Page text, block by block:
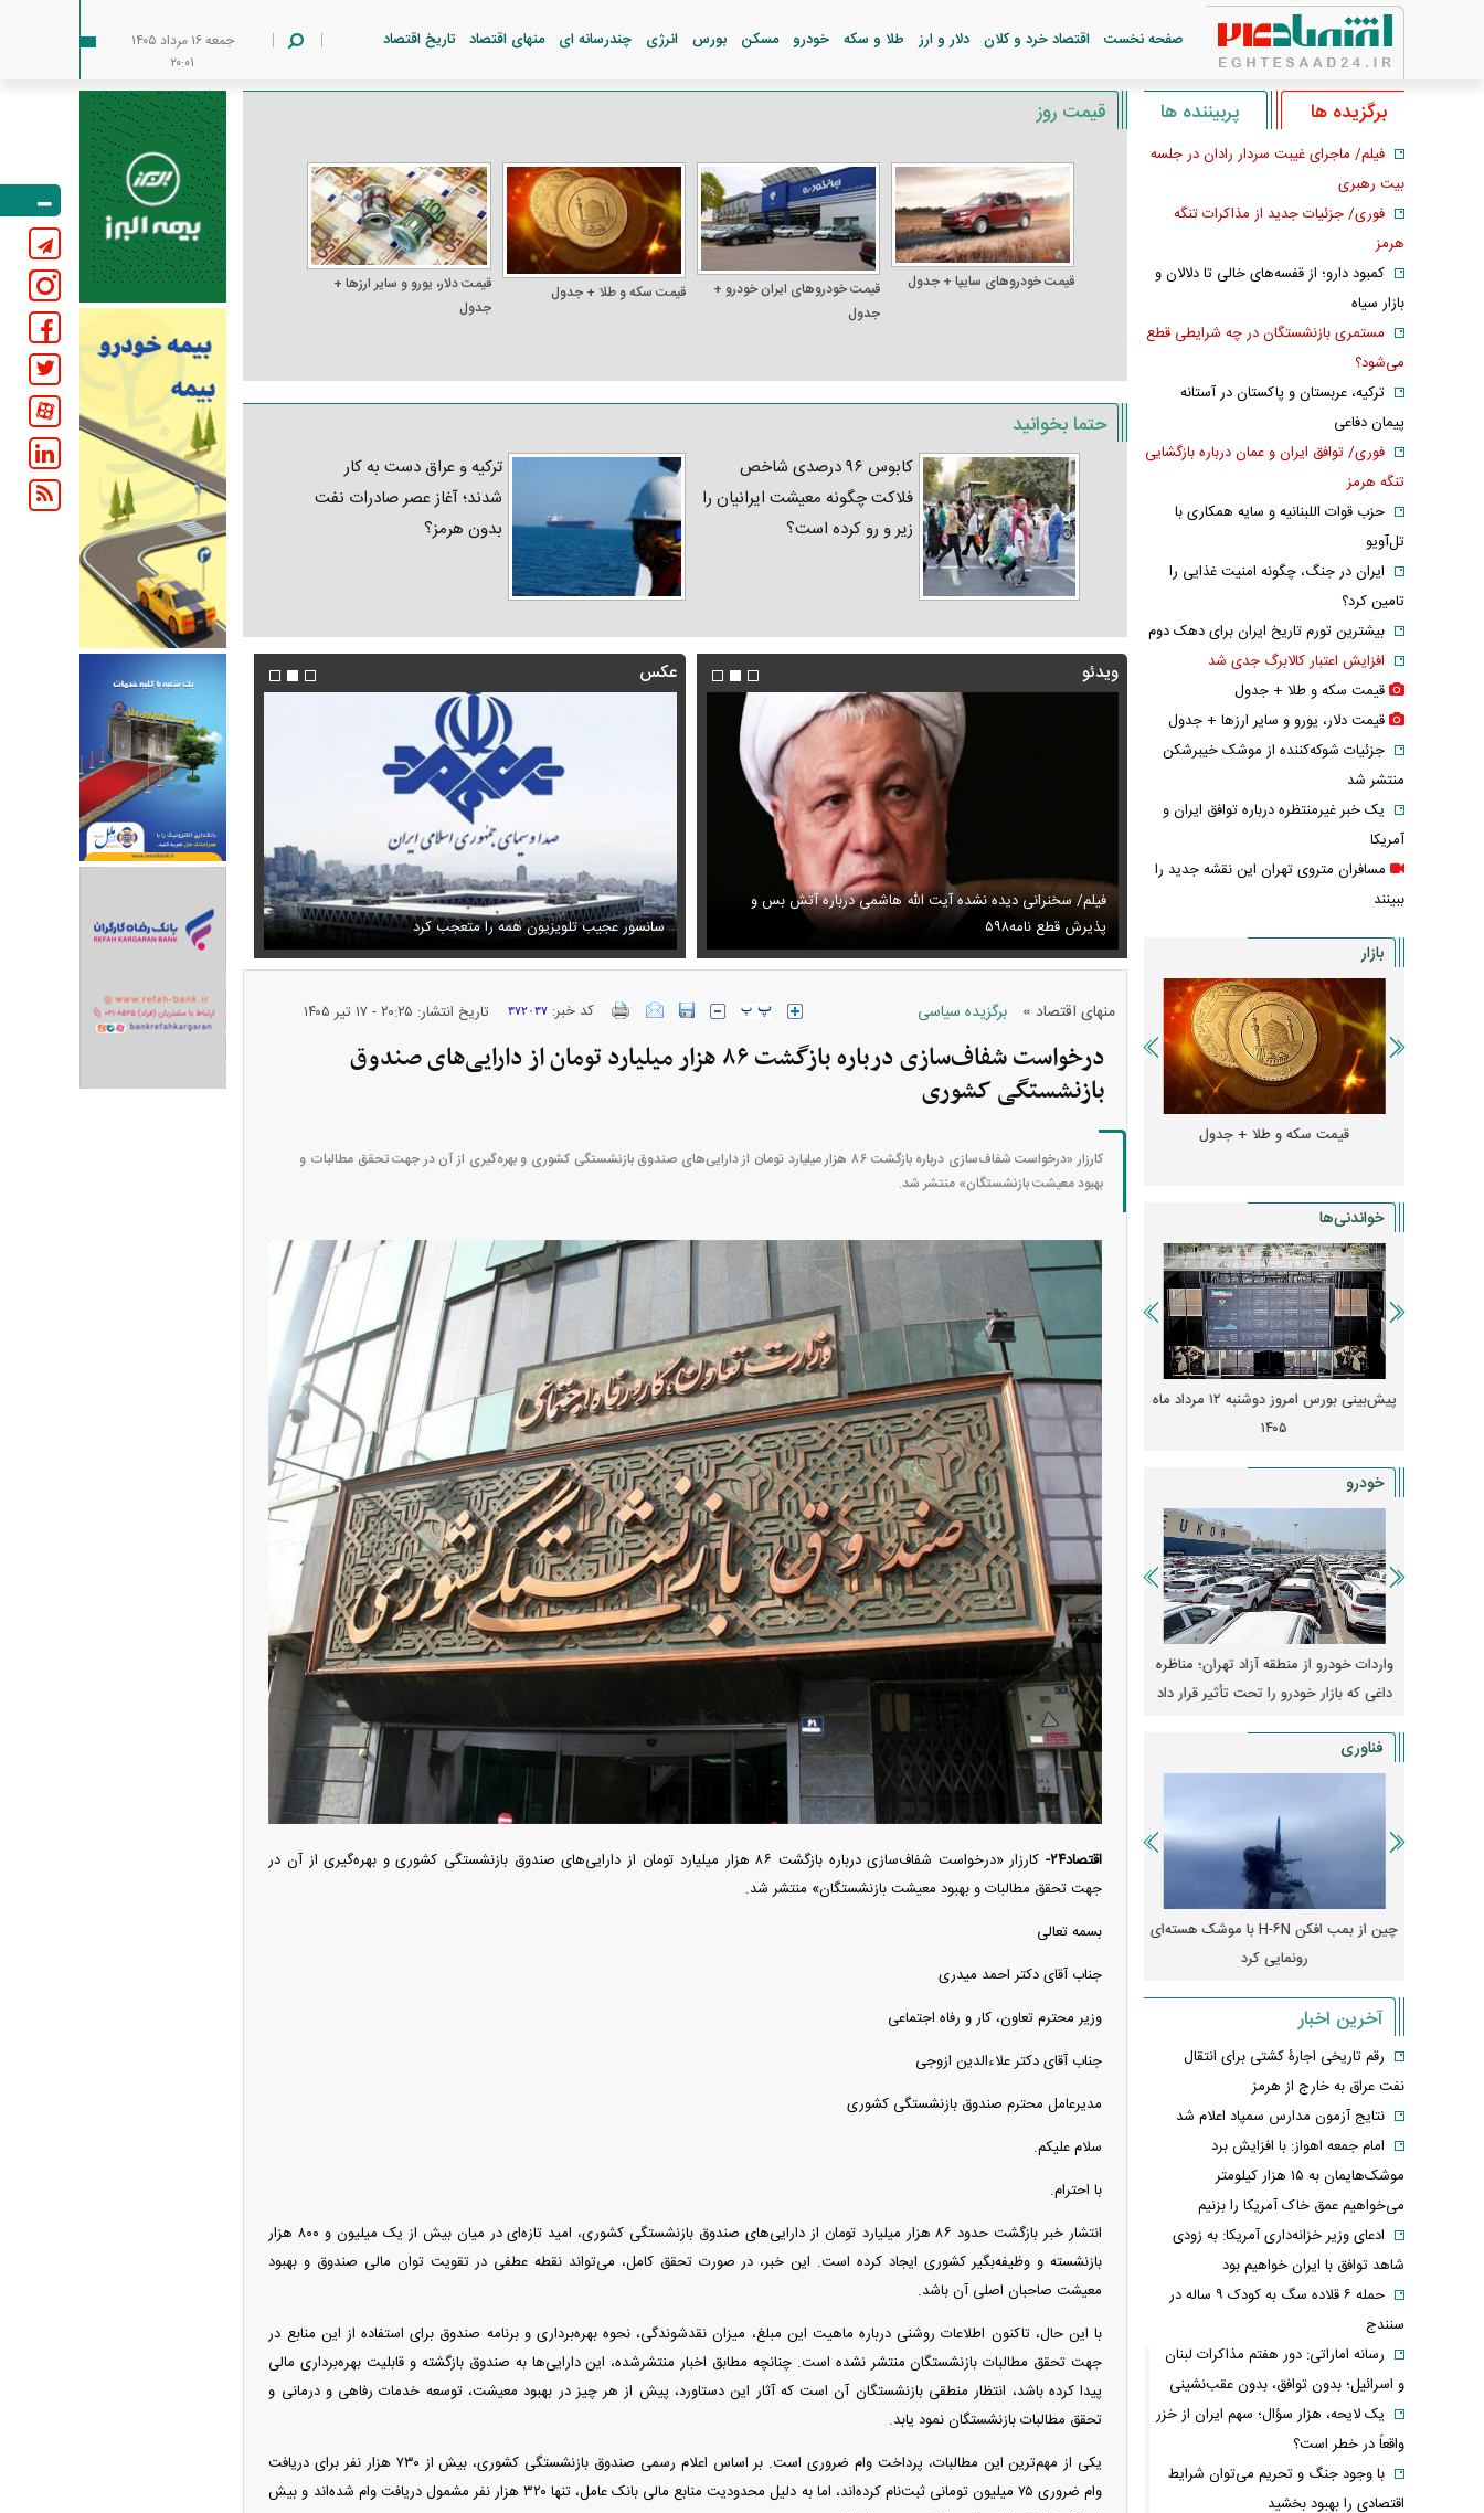
صفحه نخست اقتصاد خرد و کلان دلار و ارز طلا و سکه خودرو مسکن بورس انرژی چندرسانه ای منهای اقتصاد تاریخ اقتصاد
جمعه ۱۶ مرداد ۱۴۰۵
۲۰:۰۱
قیمت روز
قیمت خودرو‌های سایپا + جدول
قیمت خودرو‌های ایران خودرو +
جدول
قیمت سکه و طلا + جدول
قیمت دلار، یورو و سایر ارز‌ها +
جدول
حتما بخوانید
کابوس ۹۶ درصدی شاخص
فلاکت چگونه معیشت ایرانیان را
زیر و رو کرده است؟
ترکیه و عراق دست به کار
شدند؛ آغاز عصر صادرات نفت
بدون هرمز؟
ویدئو
رهبر شهید درباره احتمال اسارت مجتبی و مصطفی
فیلم/ سخنرانی دیده نشده آیت الله هاشمی درباره آتش بس و
پذیرش قطع نامه۵۹۸
فیلم/ پزشکیان: اگر ارز ترجیحی را حذف نمی‌کردیم، قطعاً قحطی
پیش می‌آمد
فیلم/ توصیه رهبر شهید درباره احتمال اسارت
خامنه ای
عکس
عکس دیده‌نشده ظل‌السلطنه نوه ناصرالدین شاه در لباس دامادی سانسور عجیب تلویزیون همه را متعجب کرد استایل جدید صابر ابر در فضای مجازی
منهای اقتصاد » برگزیده سیاسی کد خبر:۳۷۲۰۳۷ تاریخ انتشار: ۲۰:۲۵ - ۱۷ تير ۱۴۰۵
درخواست شفاف‌سازی درباره بازگشت ۸۶ هزار میلیارد تومان از دارایی‌های صندوق
بازنشستگی کشوری
کارزار «درخواست شفاف‌سازی درباره بازگشت ۸۶ هزار میلیارد تومان از دارایی‌های صندوق بازنشستگی کشوری و بهره‌گیری از آن در جهت تحقق مطالبات و
بهبود معیشت بازنشستگان» منتشر شد.
اقتصاد۲۴-
کارزار «درخواست شفاف‌سازی درباره بازگشت ۸۶ هزار میلیارد تومان از دارایی‌های صندوق بازنشستگی کشوری و بهره‌گیری از آن در
جهت تحقق مطالبات و بهبود معیشت بازنشستگان» منتشر شد.
بسمه تعالی
جناب آقای دکتر احمد میدری
وزیر محترم تعاون، کار و رفاه اجتماعی
جناب آقای دکتر علاءالدین ازوجی
مدیرعامل محترم صندوق بازنشستگی کشوری
سلام علیکم.
با احترام.
انتشار خبر بازگشت حدود ۸۶ هزار میلیارد تومان از دارایی‌های صندوق بازنشستگی کشوری، امید تازه‌ای در میان بیش از یک میلیون و ۸۰۰ هزار
بازنشسته و وظیفه‌بگیر کشوری ایجاد کرده است. این خبر، در صورت تحقق کامل، می‌تواند نقطه عطفی در تقویت توان مالی صندوق و بهبود
معیشت صاحبان اصلی آن باشد.
با این حال، تاکنون اطلاعات روشنی درباره ماهیت این مبلغ، میزان نقدشوندگی، نحوه بهره‌برداری و برنامه صندوق برای استفاده از این منابع در
جهت تحقق مطالبات بازنشستگان منتشر نشده است. چنانچه مطابق اخبار منتشرشده، این دارایی‌ها به صندوق بازگشته و قابلیت بهره‌برداری مالی
پیدا کرده باشد، انتظار منطقی بازنشستگان آن است که آثار این دستاورد، پیش از هر چیز در بهبود معیشت، توسعه خدمات رفاهی و درمانی و
تحقق مطالبات بازنشستگان نمود یابد.
یکی از مهم‌ترین این مطالبات، پرداخت وام ضروری است. بر اساس اعلام رسمی صندوق بازنشستگی کشوری، بیش از ۷۳۰ هزار نفر برای دریافت
وام ضروری ۷۵ میلیون تومانی ثبت‌نام کرده‌اند، اما به دلیل محدودیت منابع مالی بانک عامل، تنها ۳۲۰ هزار نفر مشمول دریافت وام شده‌اند و بیش
برگزیده ها پربیننده ها
فیلم/ ماجرای غیبت سردار رادان در جلسه
بیت رهبری
فوری/ جزئیات جدید از مذاکرات تنگه
هرمز
کمبود دارو؛ از قفسه‌های خالی تا دلالان و
بازار سیاه
مستمری بازنشستگان در چه شرایطی قطع
می‌شود؟
ترکیه، عربستان و پاکستان در آستانه
پیمان دفاعی
فوری/ توافق ایران و عمان درباره بازگشایی
تنگه هرمز
حزب قوات اللبنانیه و سایه همکاری با
تل‌آویو
ایران در جنگ، چگونه امنیت غذایی را
تامین کرد؟
بیشترین تورم تاریخ ایران برای دهک دوم
افزایش اعتبار کالابرگ جدی شد
قیمت سکه و طلا + جدول
قیمت دلار، یورو و سایر ارز‌ها + جدول
جزئیات شوکه‌کننده از موشک خیبرشکن
منتشر شد
یک خبر غیرمنتظره درباره توافق ایران و
آمریکا
مسافران متروی تهران این نقشه جدید را
ببینند
بازار
قیمت سکه و طلا + جدول قیمت دلار، یورو و سایر ارز‌ها + جدول
خواندنی‌ها
پیش‌بینی بورس امروز دوشنبه ۱۲ مرداد ماه
۱۴۰۵
زنگ خطر انباشت نیاز در بازار مسکن؛ فنر
قیمت‌ها فشرده شده
کارنامه مردود محسن پاک‌ نژاد؛ از افت شدید
درآمد ارزی تا بازی با عزل و نصب‌ها
پیش‌بینی بورس امروز دوشنبه ۱۲ مرداد ماه
خودرو
واردات خودرو از منطقه آزاد تهران؛ مناظره
داغی که بازار خودرو را تحت تأثیر قرار داد
قیمت خودرو وارد فاز جدید شد/ اولین
واکنش بازار به تحولات سیاسی + جدول
هجوم خودروسازان چینی به اروپا؛ آیا
کارخانه‌های بحران‌زده نجات پیدا می‌کنند؟
واردات خودرو از منطقه آزاد تهران؛ مناظره
فناوری
چین از بمب افکن H-۶N با موشک هسته‌ای
رونمایی کرد
پهپاد رهگیر یا موشک پدافند؛ قدرت تهدید
آخرین اخبار
رقم تاریخی اجارۀ کشتی برای انتقال
نفت عراق به خارج از هرمز
نتایج آزمون مدارس سمپاد اعلام شد
امام‌ جمعه اهواز: با افزایش برد
موشک‌هایمان به ۱۵ هزار کیلومتر
می‌خواهیم عمق خاک آمریکا را بزنیم
ادعای وزیر خزانه‌داری آمریکا: به زودی
شاهد توافق با ایران خواهیم بود
حمله ۶ قلاده سگ به کودک ۹ ساله در
سنندج
رسانه اماراتی: دور هفتم مذاکرات لبنان
و اسرائیل؛ بدون توافق، بدون عقب‌نشینی
یک لایحه، هزار سؤال؛ سهم ایران از خزر
واقعاً در خطر است؟
با وجود جنگ و تحریم می‌توان شرایط
اقتصادی را بهبود بخشید